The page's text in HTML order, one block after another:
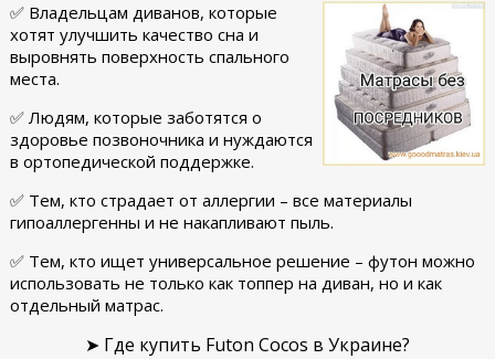
✅ Владельцам диванов, которые
хотят улучшить качество сна и
выровнять поверхность спального
места.
✅ Людям, которые заботятся о
здоровье позвоночника и нуждаются
в ортопедической поддержке.
✅ Тем, кто страдает от аллергии – все материалы
гипоаллергенны и не накапливают пыль.
✅ Тем, кто ищет универсальное решение – футон можно
использовать не только как топпер на диван, но и как
отдельный матрас.
➤ Где купить Futon Cocos в Украине?